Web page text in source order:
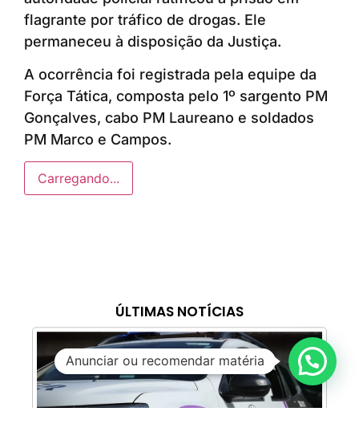
ÚLTIMAS NOTÍCIAS
flagrante por tráfico de drogas. Ele
permaneceu à disposição da Justiça.
A ocorrência foi registrada pela equipe da
Força Tática, composta pelo 1º sargento PM
Gonçalves, cabo PM Laureano e soldados
PM Marco e Campos.
Carregando...
Anunciar ou recomendar matéria